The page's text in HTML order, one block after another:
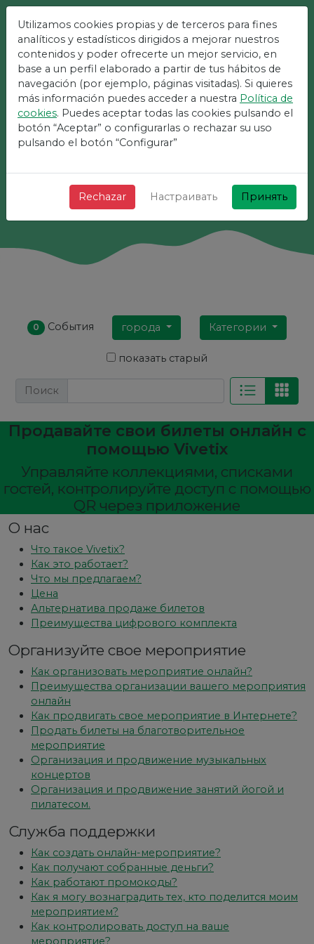
Самая Простая
Площадка Для
Мероприятий
+ Быстро + Просто и бесплатно!
Поиск
0 События города Категории
показать старый
Поиск
Продавайте свои билеты онлайн с
помощью Vivetix
Управляйте коллекциями, списками
гостей, контролируйте доступ с помощью
QR через приложение
О нас
Что такое Vivetix?
Как это работает?
Что мы предлагаем?
Цена
Альтернатива продаже билетов
Преимущества цифрового комплекта
Организуйте свое мероприятие
Как организовать мероприятие онлайн?
Преимущества организации вашего мероприятия
онлайн
Как продвигать свое мероприятие в Интернете?
Продать билеты на благотворительное
мероприятие
Организация и продвижение музыкальных
концертов
Организация и продвижение занятий йогой и
пилатесом.
Служба поддержки
Как создать онлайн-мероприятие?
Как получают собранные деньги?
Как работают промокоды?
Как я могу вознаградить тех, кто поделится моим
мероприятием?
Как контролировать доступ на ваше
мероприятие?
Utilizamos cookies propias y de terceros para fines
analíticos y estadísticos dirigidos a mejorar nuestros
contenidos y poder ofrecerte un mejor servicio, en
base a un perfil elaborado a partir de tus hábitos de
navegación (por ejemplo, páginas visitadas). Si quieres
más información puedes acceder a nuestra Política de
cookies. Puedes aceptar todas las cookies pulsando el
botón “Aceptar” o configurarlas o rechazar su uso
pulsando el botón “Configurar”
Rechazar Настраивать Принять